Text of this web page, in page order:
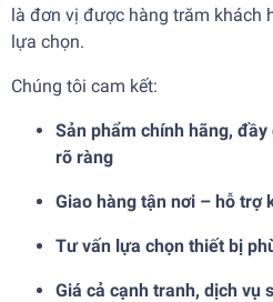
là đơn vị được hàng trăm khách
lựa chọn.
Chúng tôi cam kết:
Sản phẩm chính hãng,
rõ ràng
Giao hàng tận nơi – hỗ trợ
Tư vấn lựa chọn thiết bị
Giá cả cạnh tranh, dịch vụ